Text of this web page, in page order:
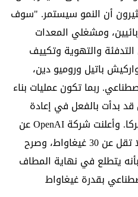
أن النمو سيستمر. "سوف
ومشغلي المعدات
التدفئة والتهوية وتكييف
باتيل وروميو دين،
ربما تكون عمليات بناء
قد بدأت بالفعل في إعادة
تشكيل أنظمة الطاقة في أميركا. وأعلنت شركة OpenAI عن
نيتها بناء مراكز بيانات بقدرة لا تقل عن 30 غيغاواط، وصرح
يتطلع في نهاية المطاف
بقدرة غيغاواط